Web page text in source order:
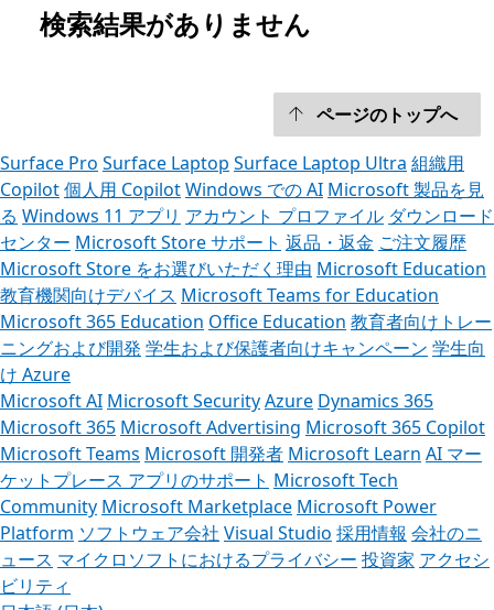
検索結果がありません
ページのトップへ
Surface Pro Surface Laptop Surface Laptop Ultra 組織用
Copilot個人用 CopilotWindows での AI Microsoft 製品を見
る Windows 11 アプリ アカウント プロファイル ダウンロード
センター Microsoft Store サポート 返品・返金 ご注文履歴
Microsoft Store をお選びいただく理由 Microsoft Education
教育機関向けデバイス Microsoft Teams for Education
Microsoft 365 Education Office Education 教育者向けトレー
ニングおよび開発 学生および保護者向けキャンペーン 学生向
け Azure
Microsoft AI Microsoft SecurityAzure Dynamics 365
Microsoft 365 Microsoft Advertising Microsoft 365 Copilot
Microsoft Teams Microsoft 開発者 Microsoft Learn AI マー
ケットプレース アプリのサポート Microsoft Tech
Community Microsoft Marketplace Microsoft Power
Platform ソフトウェア会社 Visual Studio 採用情報 会社のニ
ュース マイクロソフトにおけるプライバシー 投資家 アクセシ
ビリティ